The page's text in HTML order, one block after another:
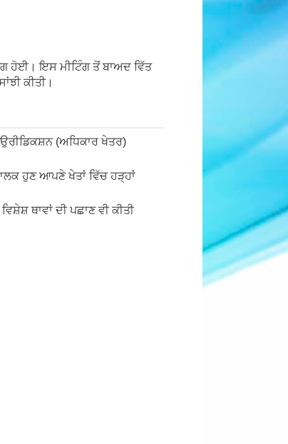
ਹੋਈ। ਇਸ ਮੀਟਿੰਗ ਤੋਂ ਬਾਅਦ ਵਿੱਤ
ਕੀਤੀ।
(ਅਧਿਕਾਰ ਖੇਤਰ)
ਹੁਣ ਆਪਣੇ ਖੇਤਾਂ ਵਿੱਚ ਹੜ੍ਹਾਂ
ਥਾਵਾਂ ਦੀ ਪਛਾਣ ਵੀ ਕੀਤੀ